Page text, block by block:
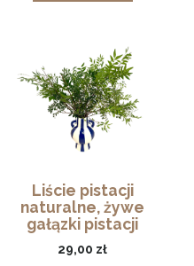
Liście pistacji
naturalne, żywe
gałązki pistacji
29,00 zł